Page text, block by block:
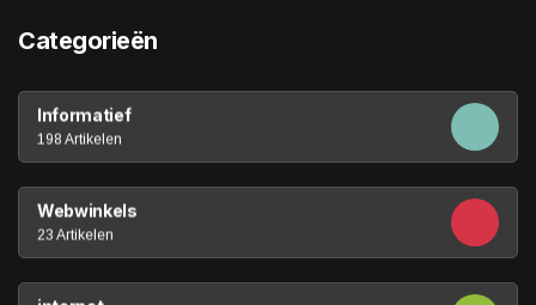
Categorieën
Informatief
198 Artikelen
Webwinkels
23 Artikelen